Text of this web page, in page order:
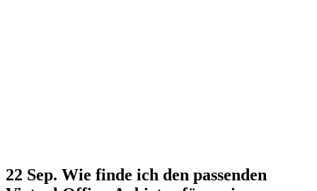
22 Sep. Wie finde ich den passenden